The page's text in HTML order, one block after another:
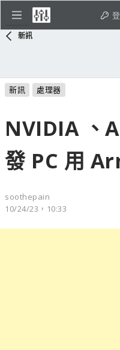
新訊
新訊 處理器
NVIDIA 、
發 PC 用
soothepain
10/24/23，10:33